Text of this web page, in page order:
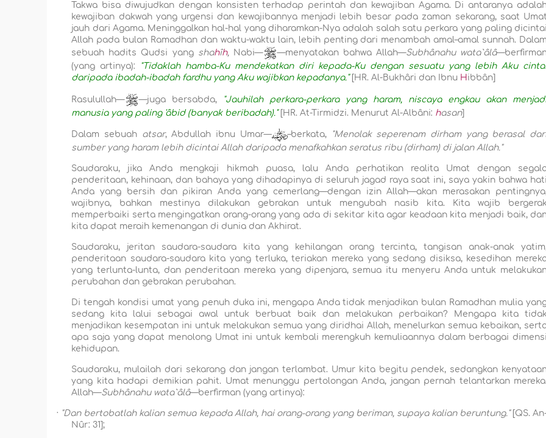
Takwa bisa diwujudkan dengan konsisten terhadap perintah dan kewajiban Agama. Di antaranya
kewajiban dakwah yang urgensi dan kewajibannya menjadi lebih besar pada zaman sekarang, saat Umat
jauh dari Agama. Meninggalkan hal-hal yang diharamkan-Nya adalah salah satu perkara yang paling dicintai
Allah pada bulan Ramadhan dan waktu-waktu lain, lebih penting dari menambah amal–amal sunnah. Dalam
sebuah hadits Qudsi yang shahîh, Nabi— —menyatakan bahwa Allah—Subhânahu wata`âlâ
(yang artinya):
"Tidaklah hamba-Ku mendekatkan diri kepada-Ku dengan sesuatu yang lebih Aku
daripada ibadah-ibadah fardhu yang Aku wajibkan kepadanya." [HR. Al-Bukhâri dan Ibnu H ibbân]
Rasulullah— —juga bersabda,
"Jauhilah perkara-perkara yang haram, niscaya engkau akan
manusia yang paling 'âbid (banyak beribadah)." [HR. At-Tirmidzi. Menurut Al-Albâni: hasan]
Dalam sebuah atsar, Abdullah ibnu Umar— –berkata, "Menolak seperenam dirham
yang berasal
sumber yang haram lebih dicintai Allah daripada menafkahkan seratus ribu (dirham) di jalan Allah."
Saudaraku, jika Anda mengkaji hikmah puasa, lalu Anda perhatikan realita Umat dengan
penderitaan, kehinaan, dan bahaya yang dihadapinya di seluruh jagad raya saat ini, saya yakin bahwa hati
Anda yang bersih dan pikiran Anda yang cemerlang—dengan izin Allah—akan merasakan
wajibnya, bahkan mestinya dilakukan gebrakan untuk mengubah nasib kita. Kita wajib bergerak
memperbaiki serta mengingatkan orang-orang yang ada di sekitar kita agar keadaan kita menjadi baik,
kita dapat meraih kemenangan di dunia dan Akhirat.
Saudaraku, jeritan saudara-saudara kita yang kehilangan orang tercinta, tangisan anak-anak
penderitaan saudara-saudara kita yang terluka, teriakan mereka yang sedang disiksa, kesedihan
yang terlunta-lunta, dan penderitaan mereka yang dipenjara, semua itu menyeru Anda untuk
perubahan dan gebrakan perubahan.
Di tengah kondisi umat yang penuh duka ini, mengapa Anda tidak menjadikan bulan Ramadhan mulia
sedang kita lalui sebagai awal untuk berbuat baik dan melakukan perbaikan? Mengapa kita tidak
menjadikan kesempatan ini untuk melakukan semua yang diridhai Allah, menelurkan semua kebaikan,
apa saja yang dapat menolong Umat ini untuk kembali merengkuh kemuliaannya dalam berbagai dimensi
kehidupan.
Saudaraku, mulailah dari sekarang dan jangan terlambat. Umur kita begitu pendek, sedangkan
yang kita hadapi demikian pahit. Umat menunggu pertolongan Anda, jangan pernah telantarkan mereka.
Allah—Subhânahu wata`âlâ—berfirman (yang artinya):
· "Dan bertobatlah kalian semua kepada Allah, hai orang-orang yang beriman, supaya kalian beruntung." [QS.
Nûr: 31];